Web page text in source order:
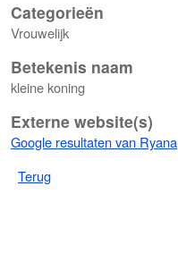
Categorieën
Vrouwelijk
Betekenis naam
kleine koning
Externe website(s)
Google resultaten van Ryana
Terug